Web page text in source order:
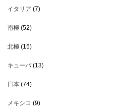
イタリア (7)
南極 (52)
北極 (15)
キューバ(13)
日本 (74)
メキシコ (9)